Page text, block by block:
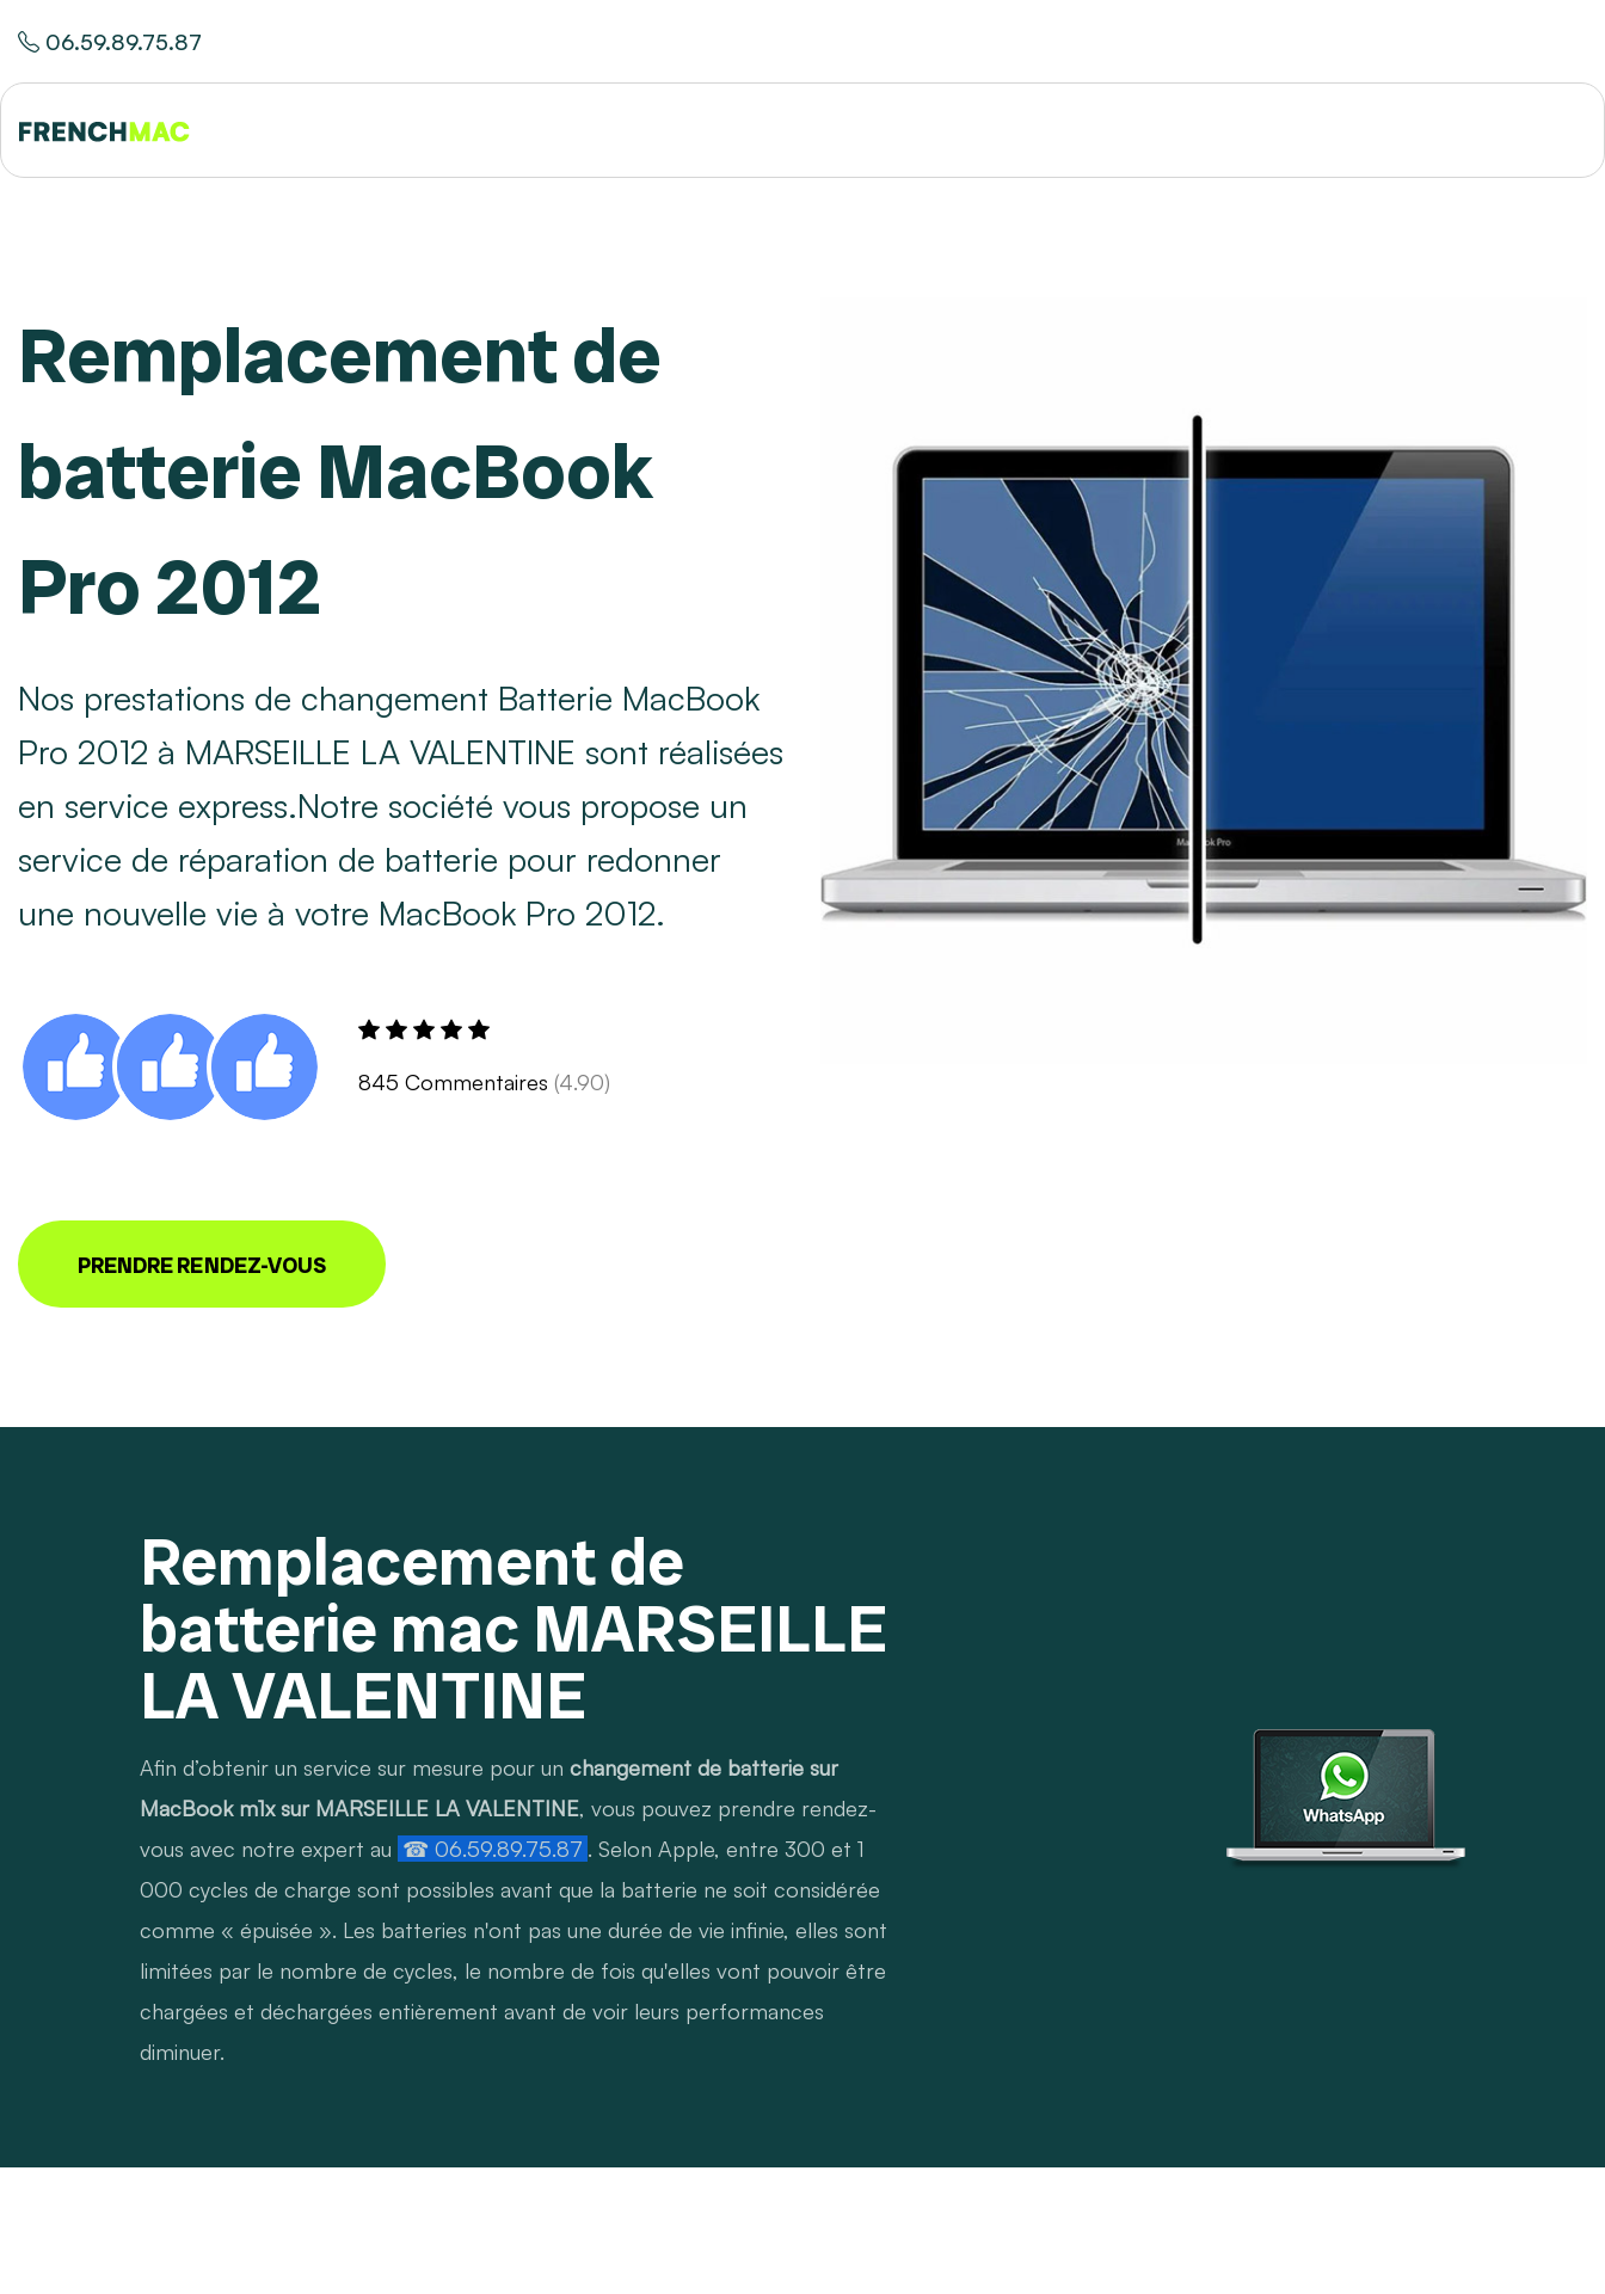
06.59.89.75.87
Remplacement de
batterie MacBook
Pro 2012
Nos prestations de changement Batterie MacBook
Pro 2012 à MARSEILLE LA VALENTINE sont réalisées
en service express.Notre société vous propose un
service de réparation de batterie pour redonner
une nouvelle vie à votre MacBook Pro 2012.
845 Commentaires (4.90)
PRENDRE RENDEZ-VOUS
Remplacement de
batterie mac MARSEILLE
LA VALENTINE
Afin d’obtenir un service sur mesure pour un changement de batterie sur
MacBook m1x sur MARSEILLE LA VALENTINE, vous pouvez prendre rendez-
vous avec notre expert au ☎ 06.59.89.75.87 . Selon Apple, entre 300 et 1
000 cycles de charge sont possibles avant que la batterie ne soit considérée
comme « épuisée ». Les batteries n'ont pas une durée de vie infinie, elles sont
limitées par le nombre de cycles, le nombre de fois qu'elles vont pouvoir être
chargées et déchargées entièrement avant de voir leurs performances
diminuer.